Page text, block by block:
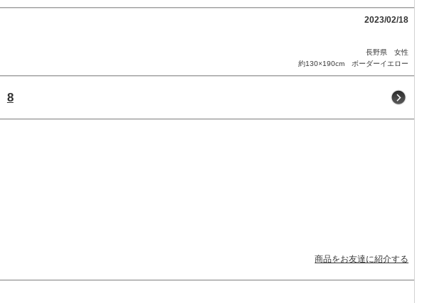
2023/02/18
長野県 女性
約130×190cm ボーダーイエロー
8
商品をお友達に紹介する